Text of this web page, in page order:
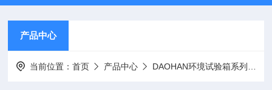
产品中心
当前位置：首页 产品中心 DAOHAN环境试验箱系列